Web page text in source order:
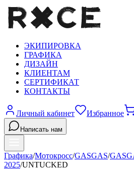
ЭКИПИРОВКА
ГРАФИКА
ДИЗАЙН
КЛИЕНТАМ
СЕРТИФИКАТ
КОНТАКТЫ
Личный кабинет Избранное
Написать нам
Графика/Мотокросс/GASGAS/
2025/UNTUCKED